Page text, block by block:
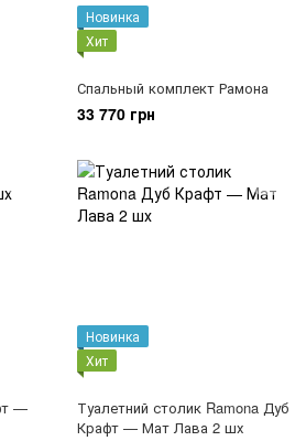
Новинка
Хит
Спальный комплект Рамона
33 770 грн
—
Новинка
Хит
Туалетний столик Ramona Дуб
Крафт — Мат Лава 2 шх